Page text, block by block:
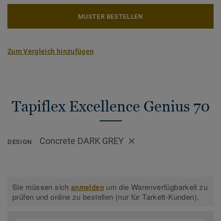
MUSTER BESTELLEN
Zum Vergleich hinzufügen
Tapiflex Excellence Genius 70
DESIGN Concrete DARK GREY
Sie müssen sichanmelden um die Warenverfügbarkeit zu
prüfen und online zu bestellen (nur für Tarkett-Kunden).